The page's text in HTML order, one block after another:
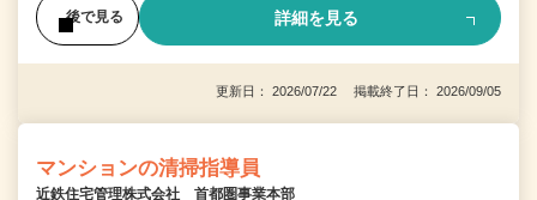
後で見る 詳細を見る
更新日： 2026/07/22 掲載終了日： 2026/09/05
マンションの清掃指導員
近鉄住宅管理株式会社 首都圏事業本部